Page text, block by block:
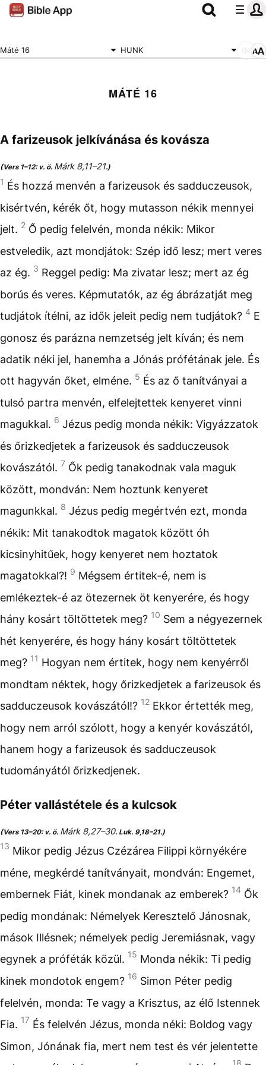
Máté 16 HUNK
MÁTÉ 16
A farizeusok jelkívánása és kovásza
(Vers 1–12: v. ö. Márk 8,11–21.)
1 És hozzá menvén a farizeusok és sadduczeusok,
kisértvén, kérék őt, hogy mutasson nékik mennyei
jelt. 2 Ő pedig felelvén, monda nékik: Mikor
estveledik, azt mondjátok: Szép idő lesz; mert veres
az ég. 3 Reggel pedig: Ma zivatar lesz; mert az ég
borús és veres. Képmutatók, az ég ábrázatját meg
tudjátok ítélni, az idők jeleit pedig nem tudjátok? 4 E
gonosz és parázna nemzetség jelt kíván; és nem
adatik néki jel, hanemha a Jónás prófétának jele. És
ott hagyván őket, elméne. 5 És az ő tanítványai a
tulsó partra menvén, elfelejtettek kenyeret vinni
magukkal. 6 Jézus pedig monda nékik: Vigyázzatok
és őrizkedjetek a farizeusok és sadduczeusok
kovászától. 7 Ők pedig tanakodnak vala maguk
között, mondván: Nem hoztunk kenyeret
magunkkal. 8 Jézus pedig megértvén ezt, monda
nékik: Mit tanakodtok magatok között óh
kicsinyhitűek, hogy kenyeret nem hoztatok
magatokkal?! 9 Mégsem értitek-é, nem is
emlékeztek-é az ötezernek öt kenyerére, és hogy
hány kosárt töltöttetek meg? 10 Sem a négyezernek
hét kenyerére, és hogy hány kosárt töltöttetek
meg? 11 Hogyan nem értitek, hogy nem kenyérről
mondtam néktek, hogy őrizkedjetek a farizeusok és
sadduczeusok kovászától!? 12 Ekkor értették meg,
hogy nem arról szólott, hogy a kenyér kovászától,
hanem hogy a farizeusok és sadduczeusok
tudományától őrizkedjenek.
Péter vallástétele és a kulcsok
(Vers 13–20: v. ö. Márk 8,27–30. Luk. 9,18–21.)
13 Mikor pedig Jézus Czézárea Filippi környékére
méne, megkérdé tanítványait, mondván: Engemet,
embernek Fiát, kinek mondanak az emberek? 14 Ők
pedig mondának: Némelyek Keresztelő Jánosnak,
mások Illésnek; némelyek pedig Jeremiásnak, vagy
egynek a próféták közül. 15 Monda nékik: Ti pedig
kinek mondotok engem? 16 Simon Péter pedig
felelvén, monda: Te vagy a Krisztus, az élő Istennek
Fia. 17 És felelvén Jézus, monda néki: Boldog vagy
Simon, Jónának fia, mert nem test és vér jelentette